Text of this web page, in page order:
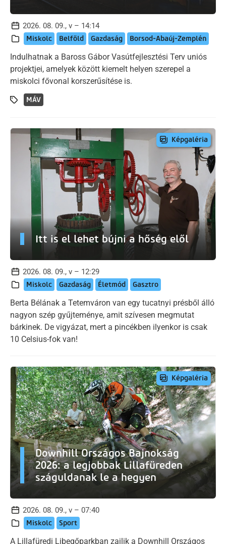
2026. 08. 09., v – 14:14
Miskolc Belföld Gazdaság Borsod-Abaúj-Zemplén
Indulhatnak a Baross Gábor Vasútfejlesztési Terv uniós
projektjei, amelyek között kiemelt helyen szerepel a
miskolci fővonal korszerűsítése is.
MÁV
Képgaléria
Itt is el lehet bújni a hőség elől
2026. 08. 09., v – 12:29
Miskolc Gazdaság Életmód Gasztro
Berta Bélának a Tetemváron van egy tucatnyi présből álló
nagyon szép gyűjteménye, amit szívesen megmutat
bárkinek. De vigyázat, mert a pincékben ilyenkor is csak
10 Celsius-fok van!
Képgaléria
Downhill Országos Bajnokság
2026: a legjobbak Lillafüreden
száguldanak le a hegyen
2026. 08. 09., v – 07:40
Miskolc Sport
A Lillafüredi Libegőparkban zajlik a Downhill Országos